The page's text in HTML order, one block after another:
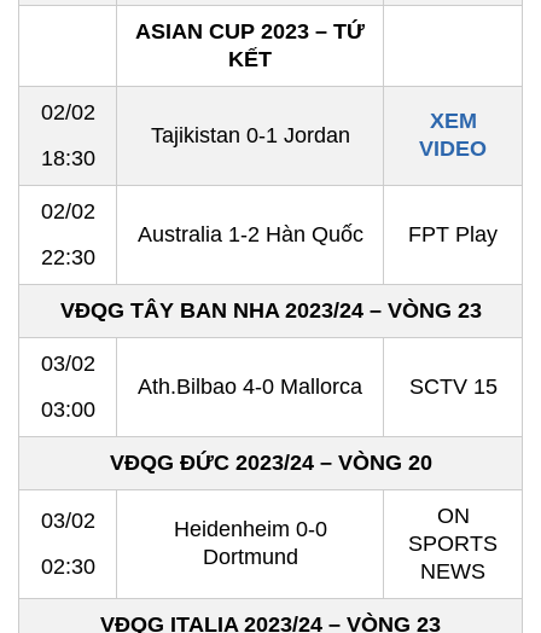
ASIAN CUP 2023 – TỨ
KẾT
02/02
18:30
Tajikistan 0-1 Jordan
XEM
VIDEO
02/02
22:30
Australia 1-2 Hàn Quốc FPT Play
VĐQG TÂY BAN NHA 2023/24 – VÒNG 23
03/02
03:00
Ath.Bilbao 4-0 Mallorca SCTV 15
VĐQG ĐỨC 2023/24 – VÒNG 20
03/02
02:30
Heidenheim 0-0
Dortmund
ON
SPORTS
NEWS
VĐQG ITALIA 2023/24 – VÒNG 23